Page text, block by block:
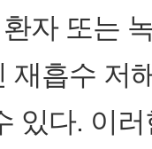
자 또는
재흡수 저
있다. 이